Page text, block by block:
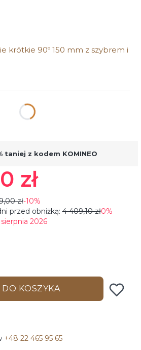
krótkie 90º 150 mm z szybrem i
różnić się ceną
taniej z kodem KOMINEO
zł
zł-10%
przed obniżką: 4 409,10 zł0%
2026
KOSZYKA
+48 22 465 95 65